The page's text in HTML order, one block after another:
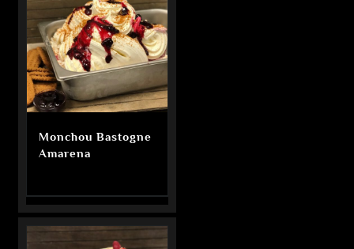
Monchou Bastogne
Amarena